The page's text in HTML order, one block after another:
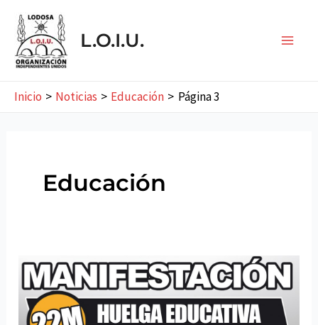
contenido
L.O.I.U.
Inicio Noticias Educación Página 3
Educación